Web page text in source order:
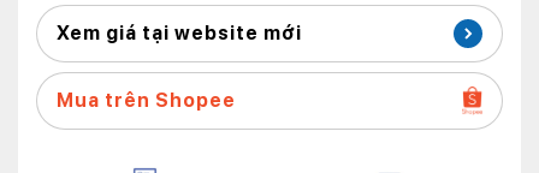
Xem giá tại website mới
Mua trên Shopee